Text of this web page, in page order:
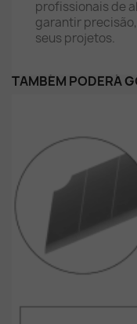
profissionais de
garantir
seus projetos.
TAMBÉM PODERÁ